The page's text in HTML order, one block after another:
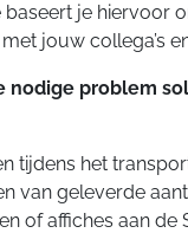
baseert je hiervoor
jouw collega’s
nodige problem
tijdens het
van geleverde
of affiches aan de